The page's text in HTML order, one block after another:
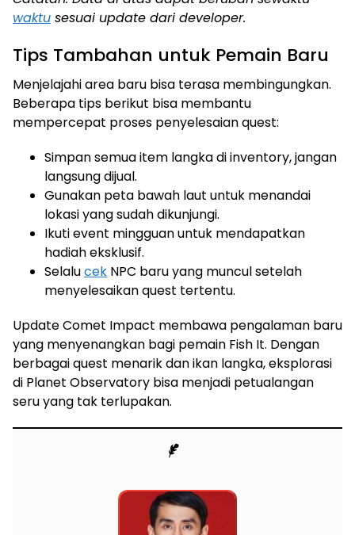
waktu sesuai update dari developer.
Tips Tambahan untuk Pemain Baru
Menjelajahi area baru bisa terasa membingungkan.
Beberapa tips berikut bisa membantu
mempercepat proses penyelesaian quest:
Simpan semua item langka di inventory, jangan
langsung dijual.
Gunakan peta bawah laut untuk menandai
lokasi yang sudah dikunjungi.
Ikuti event mingguan untuk mendapatkan
hadiah eksklusif.
Selalucek NPC baru yang muncul setelah
menyelesaikan quest tertentu.
Update Comet Impact membawa pengalaman baru
yang menyenangkan bagi pemain Fish It. Dengan
berbagai quest menarik dan ikan langka, eksplorasi
di Planet Observatory bisa menjadi petualangan
seru yang tak terlupakan.